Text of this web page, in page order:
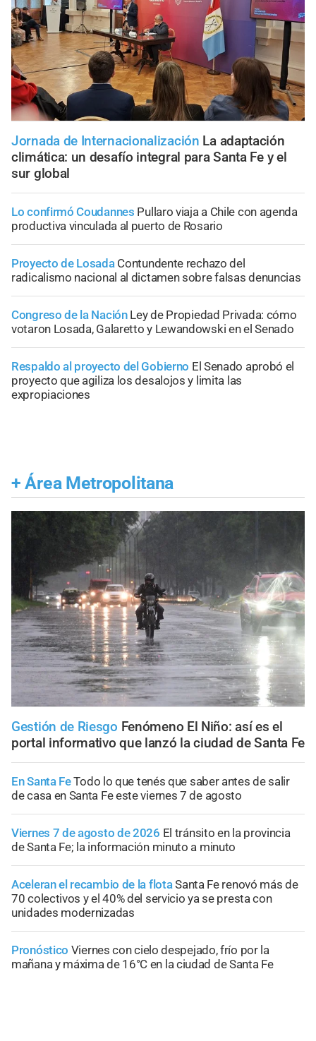
Jornada de Internacionalización La adaptación
climática: un desafío integral para Santa Fe y el
sur global
Lo confirmó Coudannes Pullaro viaja a Chile con agenda
productiva vinculada al puerto de Rosario
Proyecto de Losada Contundente rechazo del
radicalismo nacional al dictamen sobre falsas denuncias
Congreso de la Nación Ley de Propiedad Privada: cómo
votaron Losada, Galaretto y Lewandowski en el Senado
Respaldo al proyecto del Gobierno El Senado aprobó el
proyecto que agiliza los desalojos y limita las
expropiaciones
+ Área Metropolitana
Gestión de Riesgo Fenómeno El Niño: así es el
portal informativo que lanzó la ciudad de Santa Fe
En Santa FeTodo lo que tenés que saber antes de salir
de casa en Santa Fe este viernes 7 de agosto
Viernes 7 de agosto de 2026 El tránsito en la provincia
de Santa Fe; la información minuto a minuto
Aceleran el recambio de la flotaSanta Fe renovó más de
70 colectivos y el 40% del servicio ya se presta con
unidades modernizadas
Pronóstico Viernes con cielo despejado, frío por la
mañana y máxima de 16°C en la ciudad de Santa Fe